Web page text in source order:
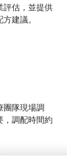
評估，並提供
建議。
團隊現場調
，調配時間約